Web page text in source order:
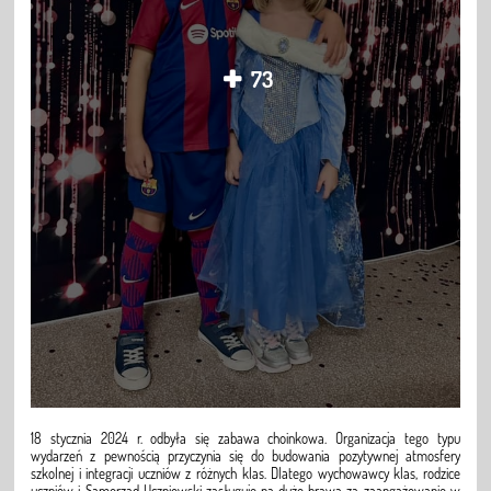
73
18 stycznia 2024 r. odbyła się zabawa choinkowa. Organizacja tego typu
wydarzeń z pewnością przyczynia się do budowania pozytywnej atmosfery
szkolnej i integracji uczniów z różnych klas. Dlatego wychowawcy klas, rodzice